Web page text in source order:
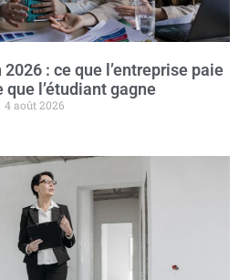
: ce que l’entreprise paie
que l’étudiant gagne
4 août 2026